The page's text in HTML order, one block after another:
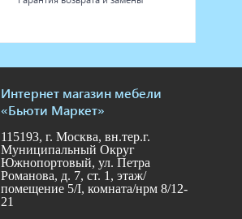
Интернет магазин мебели
«Бьюти Маркет»
115193, г. Москва, вн.тер.г.
Муниципальный Округ
Южнопортовый, ул. Петра
Романова, д. 7, ст. 1, этаж/
помещение 5/I, комната/нрм 8/12-
21